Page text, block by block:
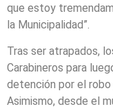
que estoy
la Municipalidad”.
Tras ser atrapados,
Carabineros para
detención por el
Asimismo, desde el